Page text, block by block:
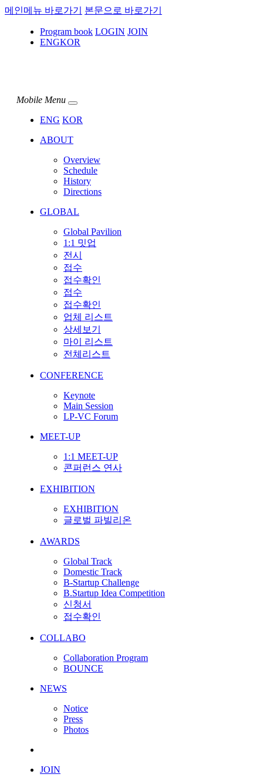
메인메뉴 바로가기 본문으로 바로가기
Program book LOGIN JOIN
ENGKOR
Mobile Menu
ENG KOR
ABOUT
Overview
Schedule
History
Directions
GLOBAL
Global Pavilion
1:1 밋업
전시
접수
접수확인
접수
접수확인
업체 리스트
상세보기
마이 리스트
전체리스트
CONFERENCE
Keynote
Main Session
LP-VC Forum
MEET-UP
1:1 MEET-UP
콘퍼런스 연사
EXHIBITION
EXHIBITION
글로벌 파빌리온
AWARDS
Global Track
Domestic Track
B-Startup Challenge
B.Startup Idea Competition
신청서
접수확인
COLLABO
Collaboration Program
BOUNCE
NEWS
Notice
Press
Photos
JOIN